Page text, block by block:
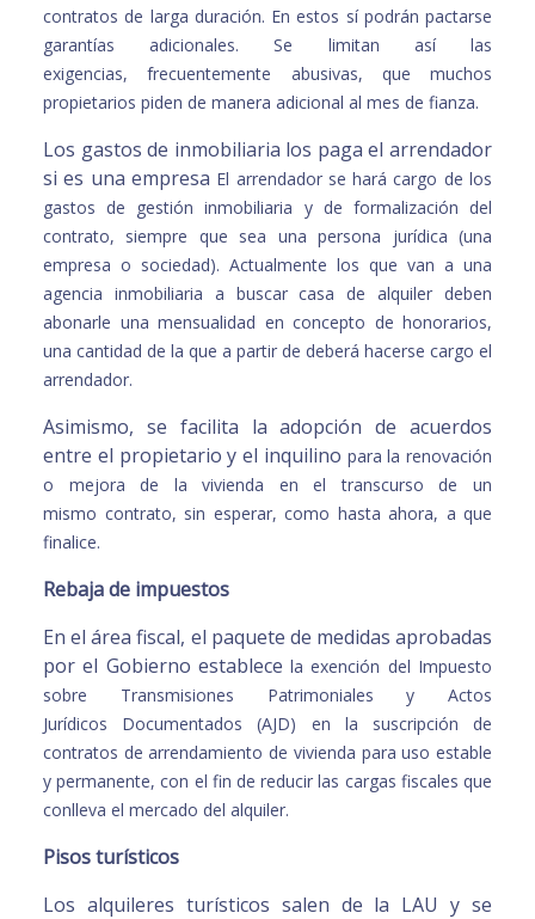
contratos de larga duración. Enestos sí podrán pactarse
garantías adicionales. Se limitan así las
exigencias,frecuentemente abusivas, que muchos
propietarios piden de manera adicional al mes de fianza.
Los gastos de inmobiliaria los paga el arrendador
si es una empresa El arrendador se hará cargo de los
gastos de gestión inmobiliaria y de formalización del
contrato, siempre que sea una persona jurídica (una
empresa o sociedad). Actualmente los que van a una
agencia inmobiliaria a buscar casa de alquiler deben
abonarle una mensualidad en concepto de honorarios,
una cantidad de la que a partir de deberá hacerse cargo el
arrendador.
Asimismo, se facilita la adopción de acuerdos
entre el propietario y el inquilino para la renovación
o mejora de la vivienda en el transcurso de un
mismo contrato, sin esperar, como hasta ahora, a que
finalice.
Rebaja de impuestos
En el área fiscal, el paquete de medidas aprobadas
por el Gobierno establecela exención del Impuesto
sobre Transmisiones Patrimoniales y Actos
Jurídicos Documentados (AJD) en la suscripción de
contratos de arrendamiento de vivienda para uso estable
y permanente, con el fin de reducir las cargas fiscales que
conlleva el mercado del alquiler.
Pisos turísticos
Los alquileres turísticos salen de la LAU y se